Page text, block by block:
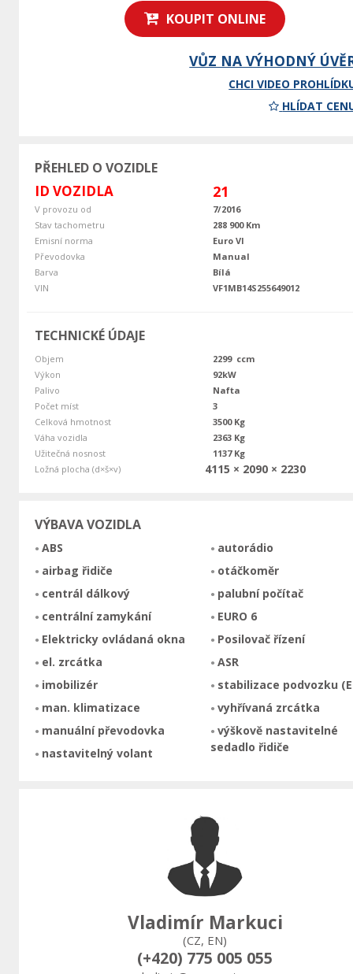
KOUPIT ONLINE
VŮZ NA VÝHODNÝ
CHCI VIDEO
HLÍDAT
PŘEHLED O VOZIDLE
ID VOZIDLA 21
V provozu od
7/2016
Stav tachometru
288 900 Km
Emisní norma
Euro VI
Převodovka
Manual
Barva
Bílá
VIN
VF1MB14S255649012
TECHNICKÉ ÚDAJE
Objem
2299 ccm
Výkon
92kW
Palivo
Nafta
Počet míst
3
Celková hmotnost
3500 Kg
Váha vozidla
2363 Kg
Užitečná nosnost
1137 Kg
Ložná plocha (d×š×v)
4115 × 2090 × 2230
VÝBAVA VOZIDLA
ABS
airbag řidiče
centrál dálkový
centrální zamykání
Elektricky ovládaná okna
el. zrcátka
imobilizér
man. klimatizace
manuální převodovka
nastavitelný volant
autorádio
otáčkoměr
palubní počítač
EURO 6
Posilovač řízení
ASR
stabilizace podvozku
vyhřívaná zrcátka
výškově nastavitelné
sedadlo řidiče
Vladimír Markuci
(CZ, EN)
(+420) 775 005 055